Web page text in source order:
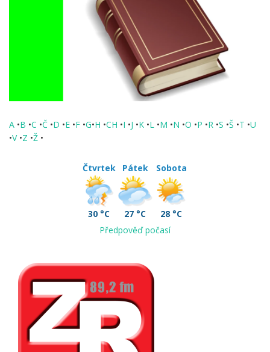
A •B •C •Č •D •E •F •G•H •CH •I •J •K •L •M •N •O •P •R •S •Š •T •U
•V •Z •Ž •
Čtvrtek
30 °C
Pátek
27 °C
Sobota
28 °C
Předpověď počasí